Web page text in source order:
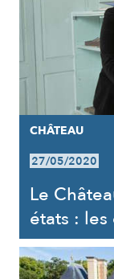
CHÂTEAU
27/05/2020
Le
états : les